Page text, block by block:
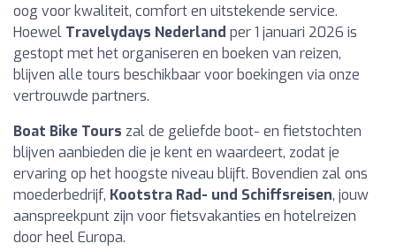
oog voor kwaliteit, comfort en uitstekende service.
Hoewel Travelydays Nederland per 1 januari 2026 is
gestopt met het organiseren en boeken van reizen,
blijven alle tours beschikbaar voor boekingen via onze
vertrouwde partners.
Boat Bike Tours zal de geliefde boot- en fietstochten
blijven aanbieden die je kent en waardeert, zodat je
ervaring op het hoogste niveau blijft. Bovendien zal ons
moederbedrijf, Kootstra Rad- und Schiffsreisen, jouw
aanspreekpunt zijn voor fietsvakanties en hotelreizen
door heel Europa.